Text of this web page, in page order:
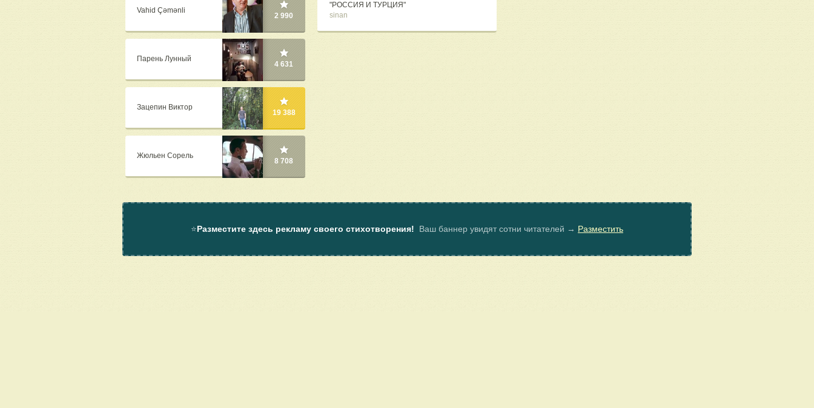
Vahid Çəmənli
2 990
Парень Лунный
4 631
Зацепин Виктор
19 388
Жюльен Сорель
8 708
"РОССИЯ И ТУРЦИЯ"
sinan
⭐Разместите здесь рекламу своего стихотворения! Ваш баннер увидят сотни читателей → Разместить